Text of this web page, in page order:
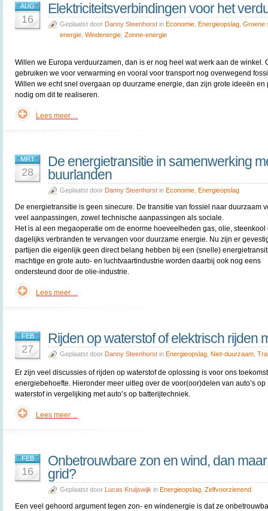
AUG
16
Elektriciteitsverbindingen voor het
Geplaatst door Danny Steenhorst in Economie Energieopslag Groene
energie Windenergie Zonne-energie
Willen we Europa verduurzamen, dan is er nog heel wat werk aan de winkel.
gebruiken we voor verwarming en vooral voor transport nog overwegend
Willen we echt snel overgaan op duurzame energie, dan zijn grote ideeën en
nodig om dit te realiseren.
Lees meer…
MRT
28
De energietransitie in samenwerking
buurlanden
Geplaatst door Danny Steenhorst in Economie Energieopslag
De energietransitie is geen sinecure. De transitie van fossiel naar duurzaam
veel aanpassingen, zowel technische aanpassingen als sociale.
Het is al een megaoperatie om de enorme hoeveelheden gas, olie, steenkool
dagelijks verbranden te vervangen voor duurzame energie. Nu zijn er
partijen die eigenlijk geen direct belang hebben bij een (snelle)
machtige en grote auto- en luchtvaartindustrie worden daarbij ook nog eens
ondersteund door de olie-industrie.
Lees meer…
FEB
27
Rijden op waterstof of elektrisch rijden
Geplaatst door Danny Steenhorst in Energieopslag Niet-duurzaam
Er zijn veel discussies of rijden op waterstof de oplossing is voor ons
energiebehoefte. Hieronder meer uitleg over de voor(oor)delen van auto’s op
waterstof in vergelijking met auto’s op batterijtechniek.
Lees meer…
FEB
16
Onbetrouwbare zon en wind, dan
grid?
Geplaatst door Lucas Kruijswijk in Energieopslag Zelfvoorzienend
Een veel gehoord argument tegen zon- en windenergie is dat ze